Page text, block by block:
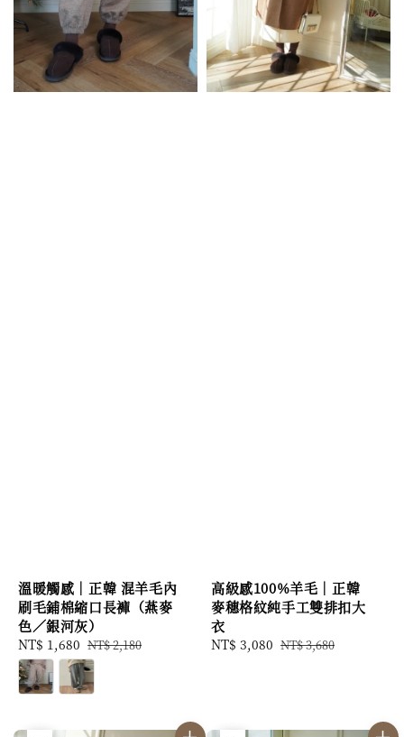
溫暖觸感｜正韓 混羊毛內
刷毛鋪棉縮口長褲（燕麥
色／銀河灰）
Sale
price
NT$ 1,680 Regular
price
NT$ 2,180
高級感100%羊毛｜正韓
麥穗格紋純手工雙排扣大
衣
Sale
NT$ 3,080 Regular
NT$ 3,680